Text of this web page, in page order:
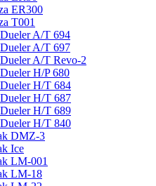
ER300
T001
A/T 694
A/T 697
A/T Revo-2
H/P 680
H/T 684
H/T 687
H/T 689
H/T 840
DMZ-3
Ice
LM-001
LM-18